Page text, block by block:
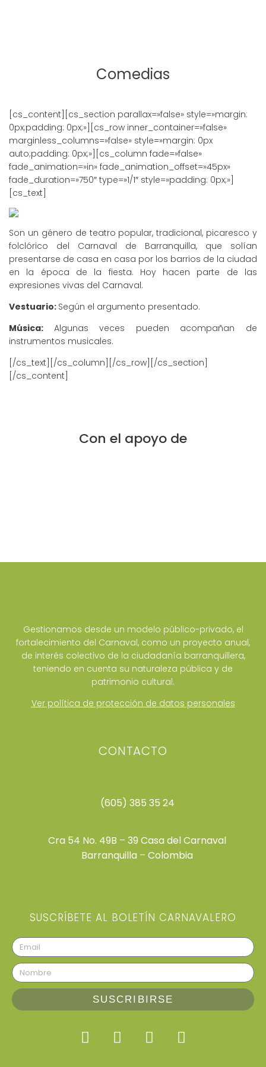
Comedias
[cs_content][cs_section parallax=»false» style=»margin:
0px;padding: 0px;»][cs_row inner_container=»false»
marginless_columns=»false» style=»margin: 0px
auto;padding: 0px;»][cs_column fade=»false»
fade_animation=»in» fade_animation_offset=»45px»
fade_duration=»750″ type=»1/1″ style=»padding: 0px;»]
[cs_text]
Son un género de teatro popular, tradicional, picaresco y
folclórico del Carnaval de Barranquilla, que solían
presentarse de casa en casa por los barrios de la ciudad
en la época de la fiesta. Hoy hacen parte de las
expresiones vivas del Carnaval.
Vestuario: Según el argumento presentado.
Música: Algunas veces pueden acompañan de
instrumentos musicales.
[/cs_text][/cs_column][/cs_row][/cs_section]
[/cs_content]
Con el apoyo de
Gestionamos desde un modelo público-privado, el
fortalecimiento del Carnaval, como un proyecto anual,
de interés colectivo de la ciudadanía barranquillera,
teniendo en cuenta su naturaleza pública y de
patrimonio cultural.
Ver política de protección de datos personales
CONTACTO
(605) 385 35 24
Cra 54 No. 49B – 39 Casa del Carnaval
Barranquilla – Colombia
SUSCRÍBETE AL BOLETÍN CARNAVALERO
SUSCRIBIRSE